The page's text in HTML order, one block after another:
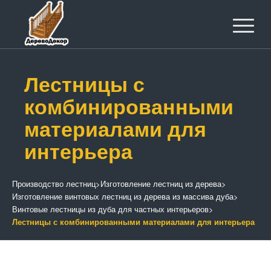
Лестницы с
комбинированными
материалами для
интерьера
Производство лестниц>Изготовление лестниц из дерева>
Изготовление винтовых лестниц из дерева из массива дуба>
Винтовые лестницы из дуба для частных интерьеров>
Лестницы с комбинированными материалами для интерьера